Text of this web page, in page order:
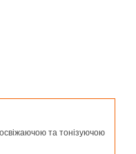
та тонізуючою